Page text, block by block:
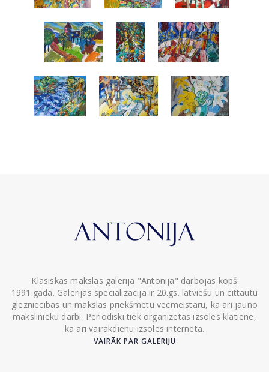
Klasiskās mākslas galerija "Antonija" darbojas kopš
1991.gada. Galerijas specializācija ir 20.gs. latviešu un cittautu
glezniecības un mākslas priekšmetu vecmeistaru, kā arī jauno
mākslinieku darbi. Periodiski tiek organizētas izsoles klātienē,
kā arī vairākdienu izsoles internetā.
VAIRĀK PAR GALERIJU